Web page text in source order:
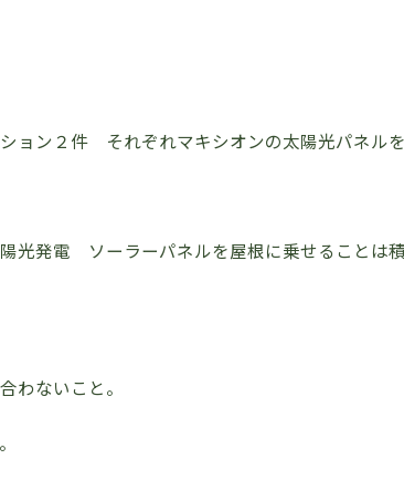
ョン２件 それぞれマキシオンの太陽光パネルを
光発電 ソーラーパネルを屋根に乗せることは
わないこと。